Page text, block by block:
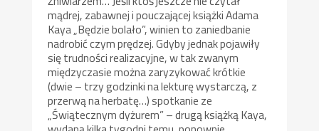
mądrej, zabawnej i pouczającej książki Adama
Kaya „Będzie bolało”, winien to zaniedbanie
nadrobić czym prędzej. Gdyby jednak pojawiły
się trudności realizacyjne, w tak zwanym
międzyczasie można zaryzykować krótkie
(dwie – trzy godzinki na lekturę wystarczą, z
przerwą na herbatę…) spotkanie ze
„Świątecznym dyżurem” – drugą książką Kaya,